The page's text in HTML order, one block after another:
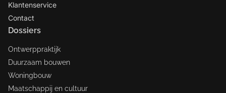
Klantenservice
Contact
Dossiers
Ontwerppraktijk
Duurzaam bouwen
Woningbouw
Maatschappij en cultuur